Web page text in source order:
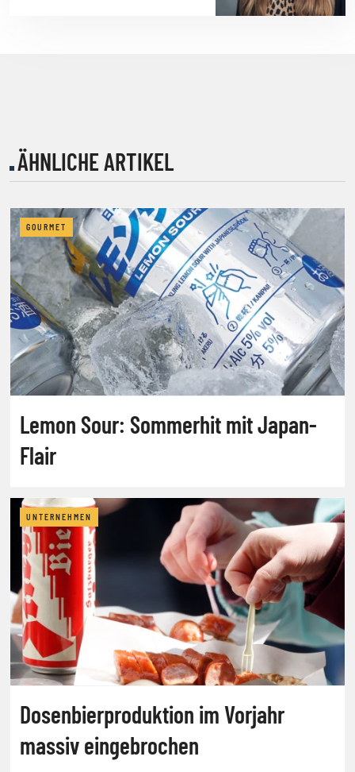
ÄHNLICHE ARTIKEL
GOURMET
Lemon Sour: Sommerhit mit Japan-
Flair
UNTERNEHMEN
Dosenbierproduktion im Vorjahr
massiv eingebrochen